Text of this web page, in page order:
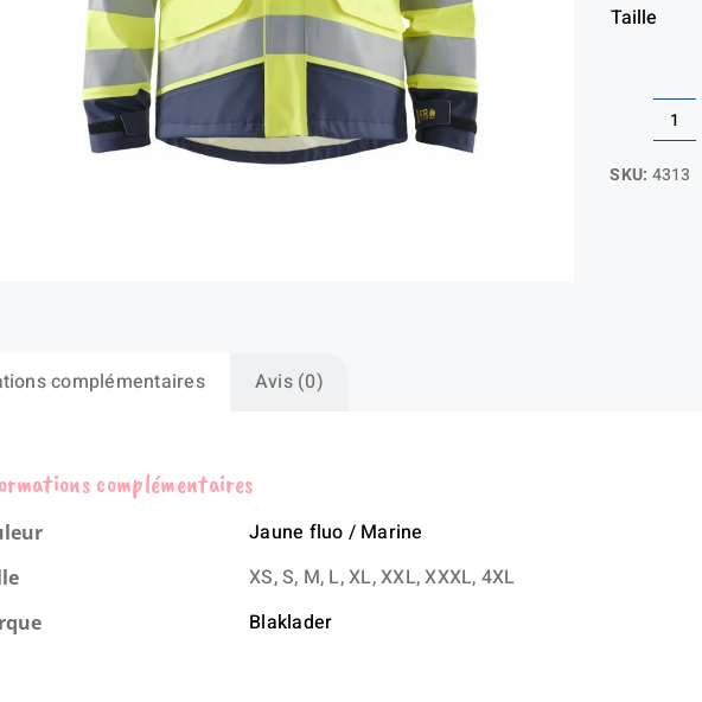
Taille
de
SKU: 4313
complémentaires Avis (0)
complémentaires
Jaune fluo / Marine
XS, S, M, L, XL, XXL, XXXL, 4XL
Blaklader